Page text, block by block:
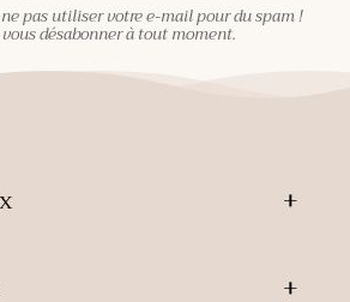
pas utiliser votre e-mail pour du spam !
désabonner à tout moment.